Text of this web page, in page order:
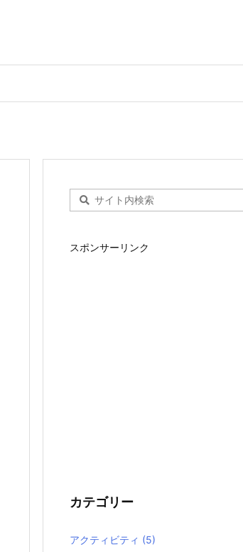
スポンサーリンク
カテゴリー
アクティビティ (5)